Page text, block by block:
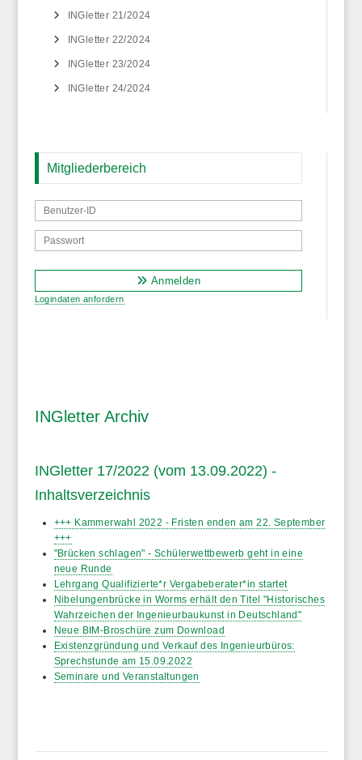
INGletter 21/2024
INGletter 22/2024
INGletter 23/2024
INGletter 24/2024
Mitgliederbereich
Anmelden
Logindaten anfordern
INGletter Archiv
INGletter 17/2022 (vom 13.09.2022) -
Inhaltsverzeichnis
+++ Kammerwahl 2022 - Fristen enden am 22. September
+++
"Brücken schlagen" - Schülerwettbewerb geht in eine
neue Runde
Lehrgang Qualifizierte*r Vergabeberater*in startet
Nibelungenbrücke in Worms erhält den Titel "Historisches
Wahrzeichen der Ingenieurbaukunst in Deutschland"
Neue BIM-Broschüre zum Download
Existenzgründung und Verkauf des Ingenieurbüros:
Sprechstunde am 15.09.2022
Seminare und Veranstaltungen